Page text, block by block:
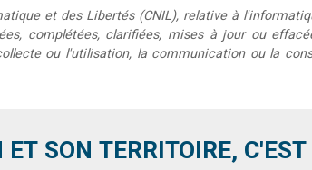
et des Libertés (CNIL), relative à
complétées, clarifiées, mises à jour ou
ou l'utilisation, la communication ou la
ET SON TERRITOIRE,